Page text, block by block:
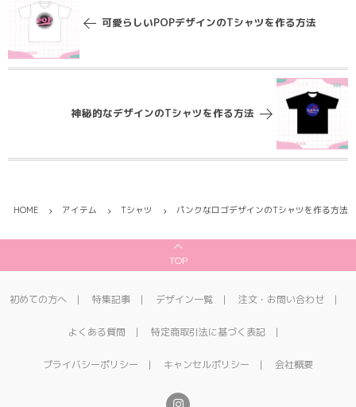
可愛らしいPOPデザインのTシャツを作る方法
神秘的なデザインのTシャツを作る方法
HOME アイテム Tシャツ パンクなロゴデザインのTシャツを作る方法
TOP
初めての方へ 特集記事 デザイン一覧 注文・お問い合わせ
よくある質問 特定商取引法に基づく表記
プライバシーポリシー キャンセルポリシー 会社概要